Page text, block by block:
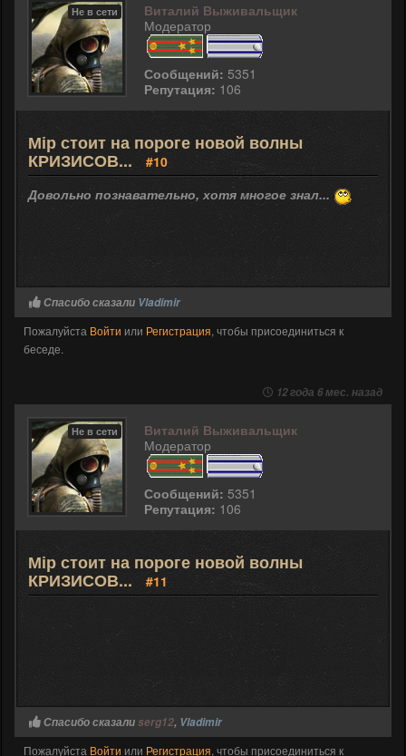
Не в сети
Виталий Выживальщик
Модератор
Сообщений: 5351
Репутация: 106
Мір стоит на пороге новой волны
КРИЗИСОВ...
#10
Довольно познавательно, хотя многое знал...
Спасибо сказали Vladimir
Пожалуйста Войти или Регистрация, чтобы присоединиться к
беседе.
12 года 6 мес. назад
Не в сети
Виталий Выживальщик
Модератор
Сообщений: 5351
Репутация: 106
Мір стоит на пороге новой волны
КРИЗИСОВ... #11
Спасибо сказалиserg12, Vladimir
Пожалуйста Войти или Регистрация, чтобы присоединиться к